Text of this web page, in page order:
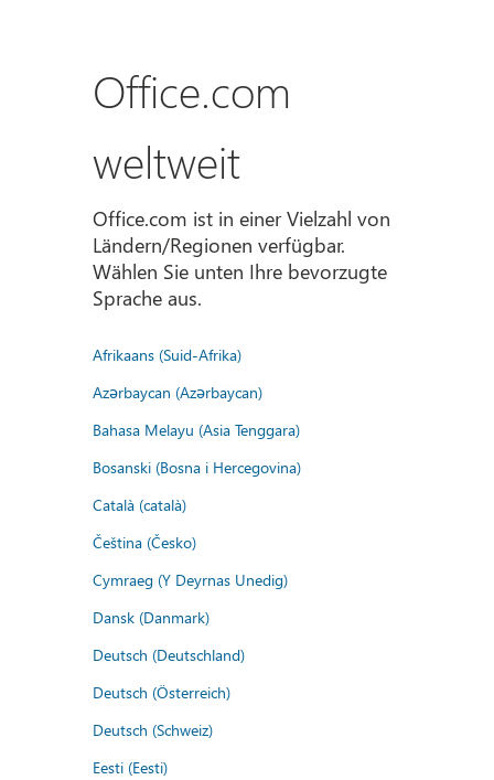
Office.com
weltweit
Office.com ist in einer Vielzahl von
Ländern/Regionen verfügbar.
Wählen Sie unten Ihre bevorzugte
Sprache aus.
Afrikaans (Suid-Afrika)
Azərbaycan (Azərbaycan)
Bahasa Melayu (Asia Tenggara)
Bosanski (Bosna i Hercegovina)
Català (català)
Čeština (Česko)
Cymraeg (Y Deyrnas Unedig)
Dansk (Danmark)
Deutsch (Deutschland)
Deutsch (Österreich)
Deutsch (Schweiz)
Eesti (Eesti)